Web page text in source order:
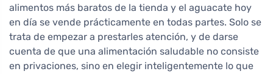
alimentos más baratos de la tienda y el aguacate hoy
en día se vende prácticamente en todas partes. Solo se
trata de empezar a prestarles atención, y de darse
cuenta de que una alimentación saludable no consiste
en privaciones, sino en elegir inteligentemente lo que